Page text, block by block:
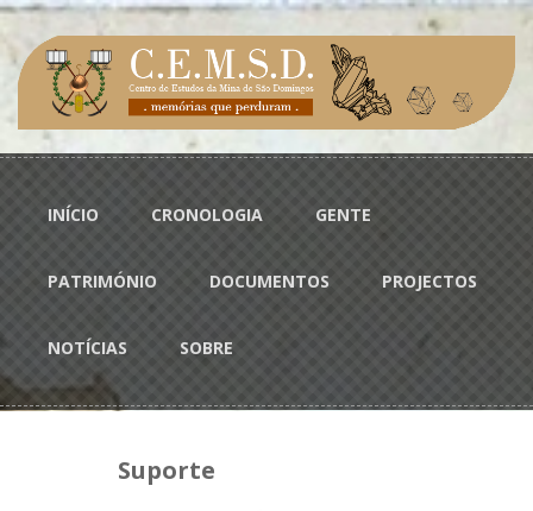
Passar para o conteúdo principal
Menu principal
INÍCIO CRONOLOGIA GENTE
PATRIMÓNIO DOCUMENTOS PROJECTOS
NOTÍCIAS SOBRE
Suporte